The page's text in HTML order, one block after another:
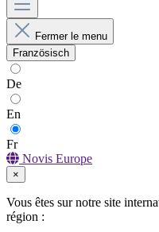
Fermer le menu
Französisch
De
En
Fr
Novis Europe
×
Vous êtes sur notre site
région :